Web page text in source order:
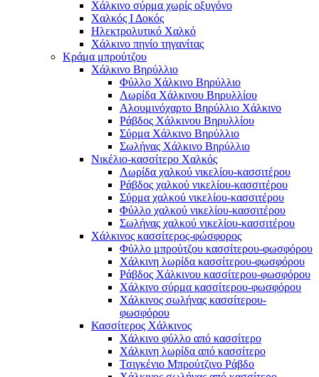
Χάλκινο σύρμα χωρίς οξυγόνο
Χαλκός Ι Δοκός
Ηλεκτρολυτικό Χαλκό
Χάλκινο πηνίο τηγανίτας
Κράμα μπρούτζου
Χάλκινο Βηρύλλιο
Φύλλο Χάλκινο Βηρύλλιο
Λωρίδα Χάλκινου Βηρυλλίου
Αλουμινόχαρτο Βηρύλλιο Χάλκινο
Ράβδος Χάλκινου Βηρυλλίου
Σύρμα Χάλκινο Βηρύλλιο
Σωλήνας Χάλκινο Βηρύλλιο
Νικέλιο-κασσίτερο Χαλκός
Λωρίδα χαλκού νικελίου-κασσιτέρου
Ράβδος χαλκού νικελίου-κασσιτέρου
Σύρμα χαλκού νικελίου-κασσιτέρου
Φύλλο χαλκού νικελίου-κασσιτέρου
Σωλήνας χαλκού νικελίου-κασσιτέρου
Χάλκινος κασσίτερος-φώσφορος
Φύλλο μπρούτζου κασσίτερου-φωσφόρου
Χάλκινη λωρίδα κασσίτερου-φωσφόρου
Ράβδος Χάλκινου κασσίτερου-φωσφόρου
Χάλκινο σύρμα κασσίτερου-φωσφόρου
Χάλκινος σωλήνας κασσίτερου-
φωσφόρου
Κασσίτερος Χάλκινος
Χάλκινο φύλλο από κασσίτερο
Χάλκινη λωρίδα από κασσίτερο
Τσιγκένιο Μπρούτζινο Ράβδο